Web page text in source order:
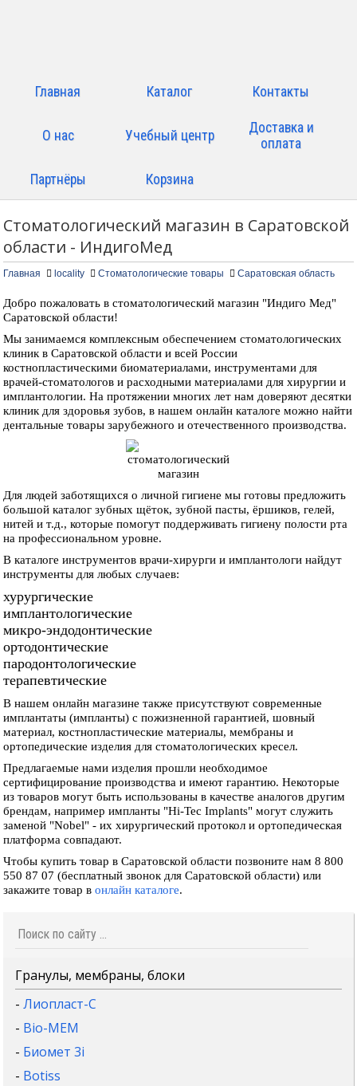
Главная Каталог Контакты
О нас Учебный центр
Доставка и
оплата
Партнёры Корзина
Стоматологический магазин в Саратовской
области - ИндигоМед
Главная locality Стоматологические товары Саратовская область
Добро пожаловать в стоматологический магазин "Индиго Мед"
Саратовской области!
Мы занимаемся комплексным обеспечением стоматологических
клиник в Саратовской области и всей России
костнопластическими биоматериалами, инструментами для
врачей-стоматологов и расходными материалами для хирургии и
имплантологии. На протяжении многих лет нам доверяют десятки
клиник для здоровья зубов, в нашем онлайн каталоге можно найти
дентальные товары зарубежного и отечественного производства.
Для людей заботящихся о личной гигиене мы готовы предложить
большой каталог зубных щёток, зубной пасты, ёршиков, гелей,
нитей и т.д., которые помогут поддерживать гигиену полости рта
на профессиональном уровне.
В каталоге инструментов врачи-хирурги и имплантологи найдут
инструменты для любых случаев:
хурургические
имплантологические
микро-эндодонтические
ортодонтические
пародонтологические
терапевтические
В нашем онлайн магазине также присутствуют современные
имплантаты (импланты) с пожизненной гарантией, шовный
материал, костнопластические материалы, мембраны и
ортопедические изделия для стоматологических кресел.
Предлагаемые нами изделия прошли необходимое
сертифицирование производства и имеют гарантию. Некоторые
из товаров могут быть использованы в качестве аналогов другим
брендам, например импланты "Hi-Tec Implants" могут служить
заменой "Nobel" - их хирургический протокол и ортопедическая
платформа совпадают.
Чтобы купить товар в Саратовской области позвоните нам 8 800
550 87 07 (бесплатный звонок для Саратовской области) или
закажите товар вонлайн каталоге.
Гранулы, мембраны, блоки
-Лиопласт-С
- Bio-MEM
- Биомет 3i
- Botiss